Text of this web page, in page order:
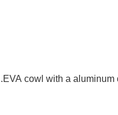
EVA cowl with a aluminum